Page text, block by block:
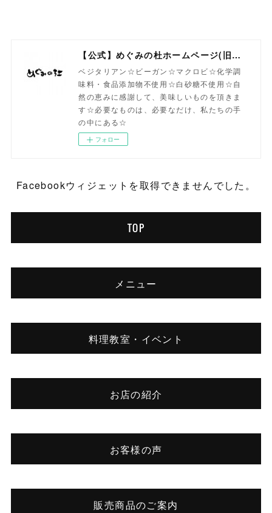
【公式】めぐみの杜ホームページ(旧自然食工房）
ベジタリアン☆ビーガン☆マクロビ☆化学調
味料・食品添加物不使用☆白砂糖不使用☆自
然の恵みに感謝して、美味しいものを頂きま
す☆必要なものは、必要なだけ、私たちの手
の中にある☆
フォロー
Facebookウィジェットを取得できませんでした。
TOP
メニュー
料理教室・イベント
お店の紹介
お客様の声
販売商品のご案内